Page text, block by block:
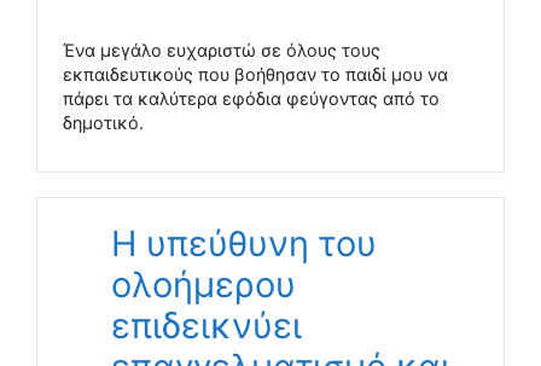
Ένα μεγάλο ευχαριστώ σε όλους τους
εκπαιδευτικούς που βοήθησαν το παιδί μου να
πάρει τα καλύτερα εφόδια φεύγοντας από το
δημοτικό.
Η υπεύθυνη του
ολοήμερου
επιδεικνύει